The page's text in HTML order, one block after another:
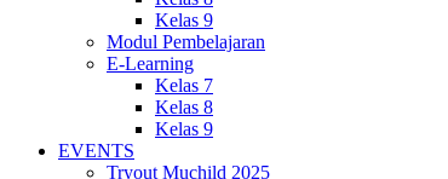
Kelas 9
Modul Pembelajaran
E-Learning
Kelas 7
Kelas 8
Kelas 9
EVENTS
Tryout Muchild 2025